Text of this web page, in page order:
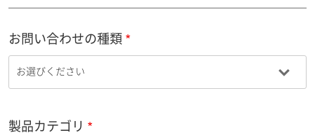
お問い合わせの種類
製品カテゴリ